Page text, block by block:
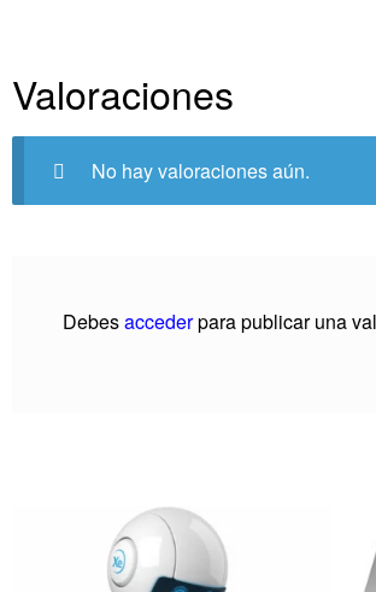
Valoraciones
No hay valoraciones aún.
Debesaccederpara publicar una